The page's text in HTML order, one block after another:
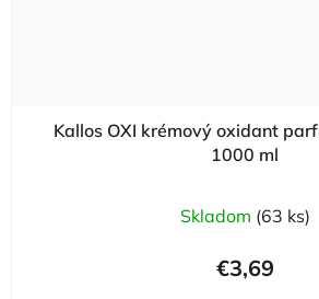
Kallos OXI krémový oxidant
1000 ml
Skladom (63 ks)
€3,69